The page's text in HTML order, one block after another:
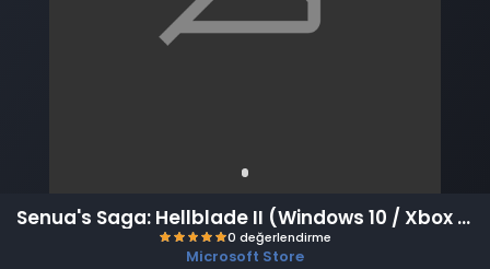
Senua's Saga: Hellblade II (Windows 10 / Xbox Series XS) (EU)
Microsoft Store